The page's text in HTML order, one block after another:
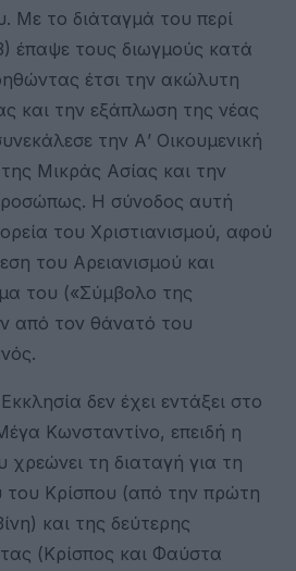
Με το διάταγμά του περί
έπαψε τους διωγμούς κατά
έτσι την ακώλυτη
και την εξάπλωση της νέας
την Α’ Οικουμενική
Μικράς Ασίας και την
Η σύνοδος αυτή
του Χριστιανισμού, αφού
του Αρειανισμού και
του («Σύμβολο της
από τον θάνατό του
δεν έχει εντάξει στο
Κωνσταντίνο, επειδή η
χρεώνει τη διαταγή για τη
του Κρίσπου (από την πρώτη
και της δεύτερης
(Κρίσπος και Φαύστα